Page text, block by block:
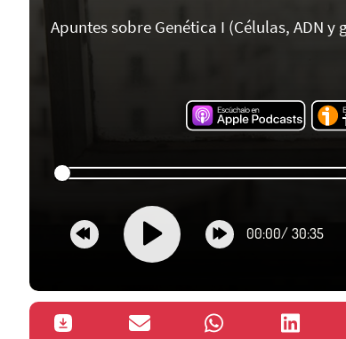
Apuntes sobre Genética I (Células, ADN y
00:00/ 30:35